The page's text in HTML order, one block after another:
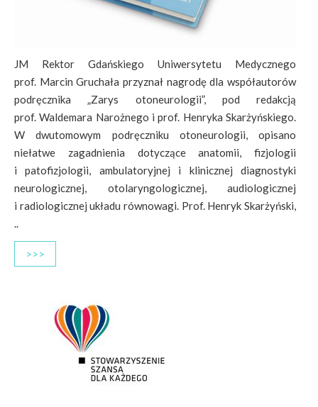
JM Rektor Gdańskiego Uniwersytetu Medycznego
prof. Marcin Gruchała przyznał nagrodę dla współautorów
podręcznika „Zarys otoneurologii”, pod redakcją
prof. Waldemara Narożnego i prof. Henryka Skarżyńskiego.
W dwutomowym podręczniku otoneurologii, opisano
niełatwe zagadnienia dotyczące anatomii, fizjologii
i patofizjologii, ambulatoryjnej i klinicznej diagnostyki
neurologicznej, otolaryngologicznej, audiologicznej
i radiologicznej układu równowagi. Prof. Henryk Skarżyński,
..
>>>